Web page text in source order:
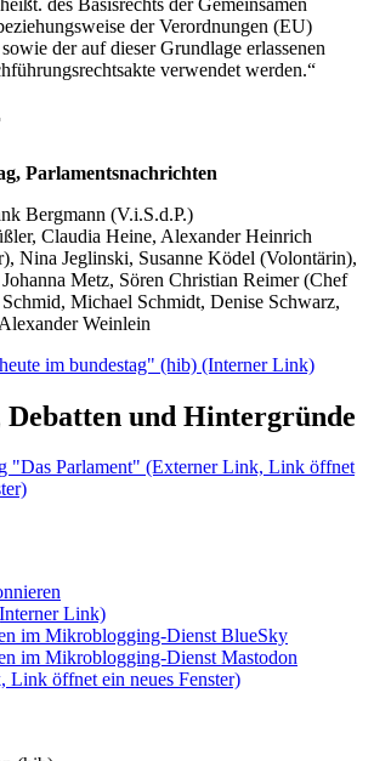
der Verordnungen (EU)
der auf dieser Grundlage erlassenen
verwendet werden.“
Parlamentsnachrichten
Bergmann (V.i.S.d.P.)
Claudia Heine, Alexander Heinrich
Nina Jeglinski, Susanne Ködel (Volontärin),
Metz, Sören Christian Reimer (Chef
Michael Schmidt, Denise Schwarz,
Weinlein
im bundestag" (hib) (Interner Link)
und Hintergründe
"Das Parlament" (Externer Link, Link öffnet
Link)
im Mikroblogging-Dienst BlueSky
im Mikroblogging-Dienst Mastodon
Link öffnet ein neues Fenster)